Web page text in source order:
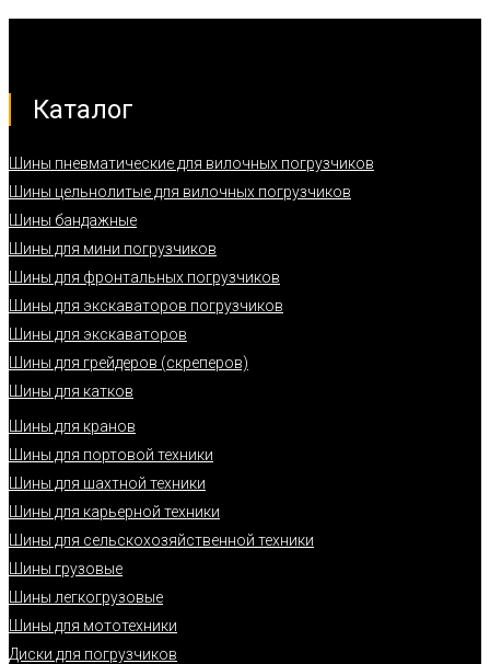
Каталог
Шины пневматические для вилочных погрузчиков
Шины цельнолитые для вилочных погрузчиков
Шины бандажные
Шины для мини погрузчиков
Шины для фронтальных погрузчиков
Шины для экскаваторов погрузчиков
Шины для экскаваторов
Шины для грейдеров (скреперов)
Шины для катков
Шины для кранов
Шины для портовой техники
Шины для шахтной техники
Шины для карьерной техники
Шины для сельскохозяйственной техники
Шины грузовые
Шины легкогрузовые
Шины для мототехники
Диски для погрузчиков